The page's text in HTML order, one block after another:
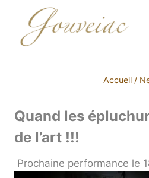
Accueil /
Quand les
de l’art !!!
Prochaine performance le